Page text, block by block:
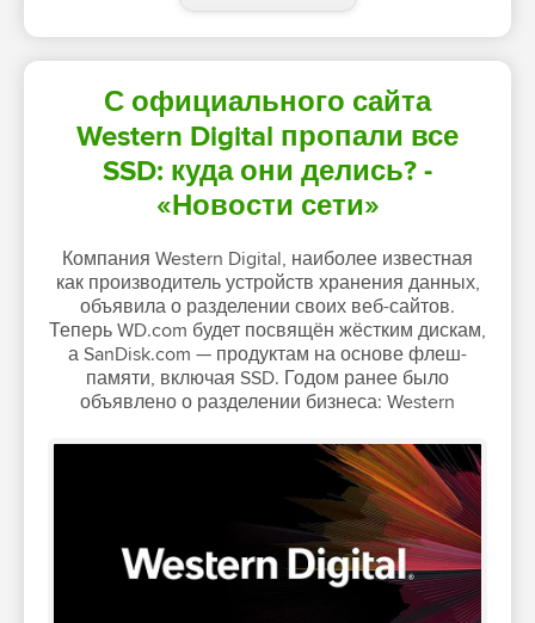
С официального сайта
Western Digital пропали все
SSD: куда они делись? -
«Новости сети»
Компания Western Digital, наиболее известная
как производитель устройств хранения данных,
объявила о разделении своих веб-сайтов.
Теперь WD.com будет посвящён жёстким дискам,
а SanDisk.com — продуктам на основе флеш-
памяти, включая SSD. Годом ранее было
объявлено о разделении бизнеса: Western